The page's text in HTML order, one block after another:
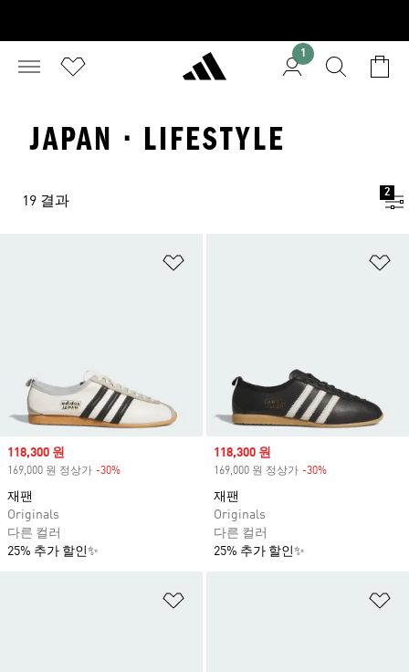
1
JAPAN · LIFESTYLE
19 결과
2
Sale price
118,300 원
169,000 원 정상가 -30%
재팬
Originals
다른 컬러
25% 추가 할인✨
Sale price
118,300 원
169,000 원 정상가 -30%
재팬
Originals
다른 컬러
25% 추가 할인✨